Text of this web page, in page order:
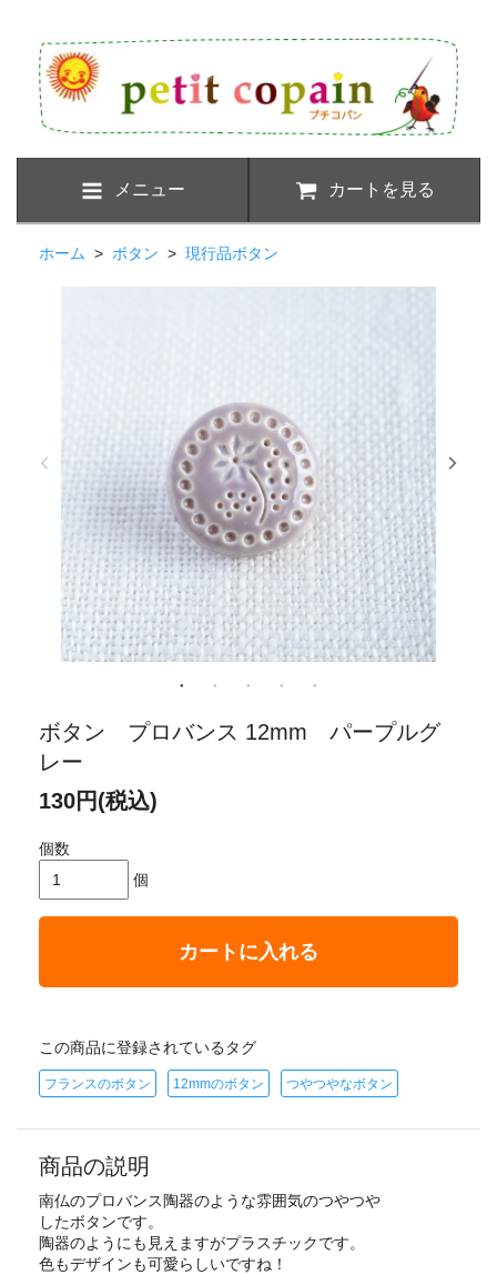
メニュー カートを見る
ホーム > ボタン > 現行品ボタン
ボタン プロバンス 12mm パープルグ
レー
130円(税込)
個数
個
カートに入れる
この商品に登録されているタグ
フランスのボタン 12mmのボタン つやつやなボタン
商品の説明
南仏のプロバンス陶器のような雰囲気のつやつや
したボタンです。
陶器のようにも見えますがプラスチックです。
色もデザインも可愛らしいですね！